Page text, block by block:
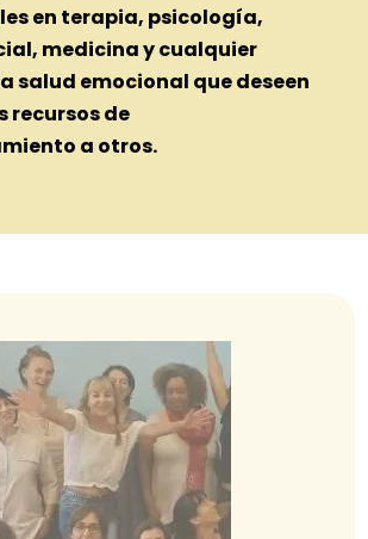
en terapia, psicología,
medicina y cualquier
salud emocional que deseen
recursos de
a otros.